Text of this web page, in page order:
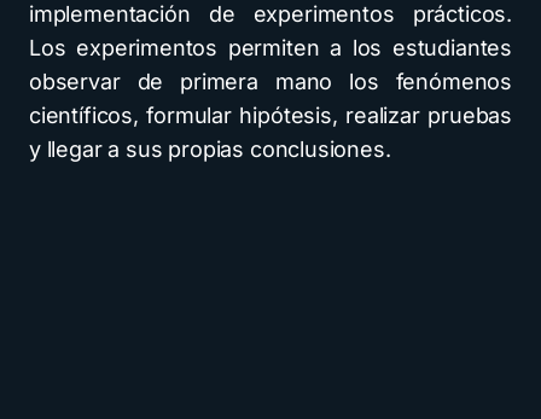
implementación de experimentos prácticos.
Los experimentos permiten a los estudiantes
observar de primera mano los fenómenos
científicos, formular hipótesis, realizar pruebas
y llegar a sus propias conclusiones.